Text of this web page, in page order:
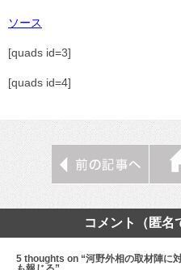
ソース
[quads id=3]
[quads id=4]
コメント（匿名
5 thoughts on “河野外相の取材陣に